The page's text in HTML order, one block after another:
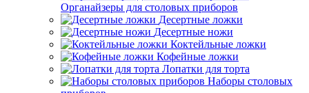
Органайзеры для столовых приборов
Десертные ложки
Десертные ножи
Коктейльные ложки
Кофейные ложки
Лопатки для торта
Наборы столовых